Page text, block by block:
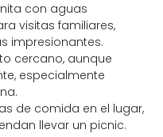
con aguas
visitas familiares,
impresionantes.
cercano, aunque
especialmente
de comida en el lugar,
llevar un picnic.